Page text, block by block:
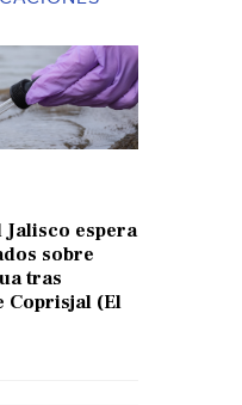
Jalisco espera
sobre
tras
Coprisjal (El